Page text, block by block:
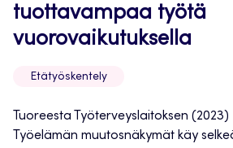
tuottavampaa työtä
vuorovaikutuksella
Etätyöskentely
Tuoreesta Työterveyslaitoksen
Työelämän muutosnäkymät käy